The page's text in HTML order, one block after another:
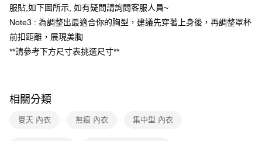
每筆NT$80，滿NT$1,500(含以上)免運費
7-11取貨付款
每筆NT$80，滿NT$1,500(含以上)免運費
物流宅配
每筆NT$80，滿NT$1,200(含以上)免運費
服貼,如下圖所示, 如有疑問請詢問客服人員~
Note3 : 為調整出最適合你的胸型，建議先穿著上身後，再調整罩杯
前扣距離，展現美胸
**請參考下方尺寸表挑選尺寸**
相關分類
夏天 內衣 無痕 內衣 集中型 內衣